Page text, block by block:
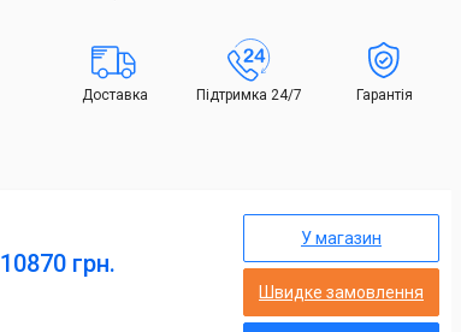
Доставка Підтримка 24/7 Гарантія
10870 грн.
У магазин
Швидке замовлення